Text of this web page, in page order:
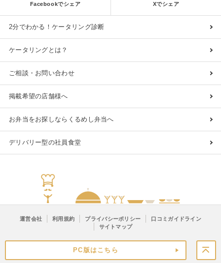
Facebookでシェア Xでシェア
2分でわかる！ケータリング診断
ケータリングとは？
ご相談・お問い合わせ
掲載希望の店舗様へ
お弁当をお探しならくるめし弁当へ
デリバリー型の社員食堂
運営会社 利用規約 プライバシーポリシー
口コミガイドライン
サイトマップ
PC版はこちら